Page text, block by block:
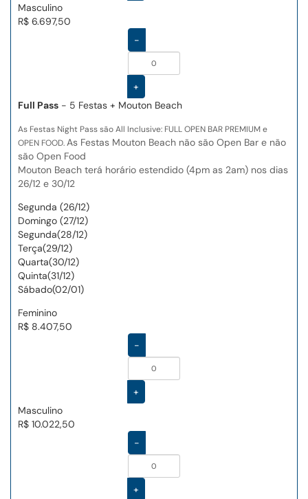
Masculino
R$ 6.697,50
-
+
Full Pass - 5 Festas + Mouton Beach
As Festas Night Pass são All Inclusive: FULL OPEN BAR PREMIUM e
OPEN FOOD.As Festas Mouton Beach não são Open Bar e não
são Open Food
Mouton Beach terá horário estendido (4pm as 2am) nos dias
26/12 e 30/12
Segunda (26/12)
Domingo (27/12)
Segunda(28/12)
Terça(29/12)
Quarta(30/12)
Quinta(31/12)
Sábado(02/01)
Feminino
R$ 8.407,50
-
+
Masculino
R$ 10.022,50
-
+